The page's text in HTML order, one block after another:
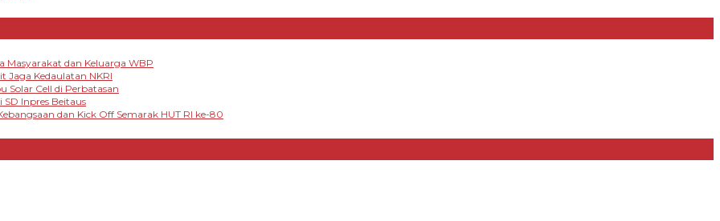
Masyarakat dan Keluarga WBP
Jaga Kedaulatan NKRI
Solar Cell di Perbatasan
SD Inpres Beitaus
dan Kick Off Semarak HUT RI ke-80